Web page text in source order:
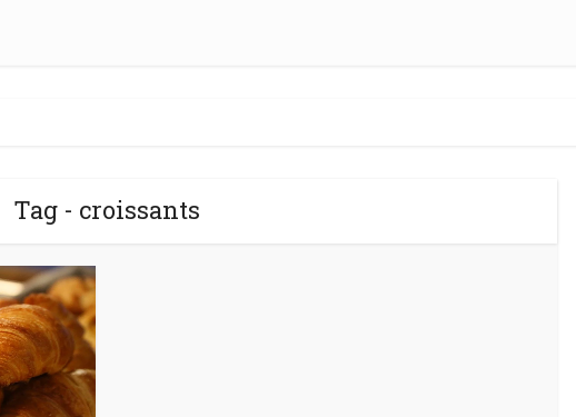
Tag - croissants